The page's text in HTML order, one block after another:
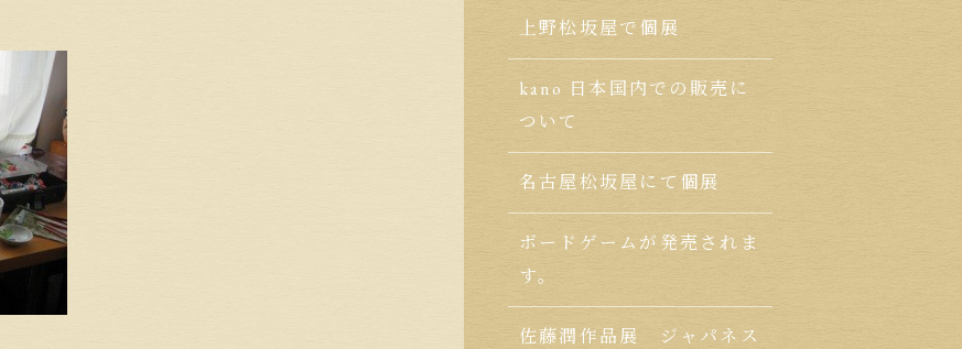
上野松坂屋で個展
kano 日本国内での販売に
ついて
名古屋松坂屋にて個展
ボードゲームが発売されま
す。
佐藤潤作品展 ジャパネス